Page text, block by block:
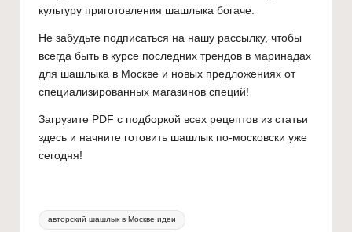
культуру приготовления шашлыка богаче.
Не забудьте подписаться на нашу рассылку, чтобы
всегда быть в курсе последних трендов в маринадах
для шашлыка в Москве и новых предложениях от
специализированных магазинов специй!
Загрузите PDF с подборкой всех рецептов из статьи
здесь и начните готовить шашлык по-московски уже
сегодня!
Метки:
авторский шашлык в Москве идеи